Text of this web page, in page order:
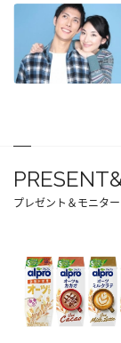
プレゼント＆モニター